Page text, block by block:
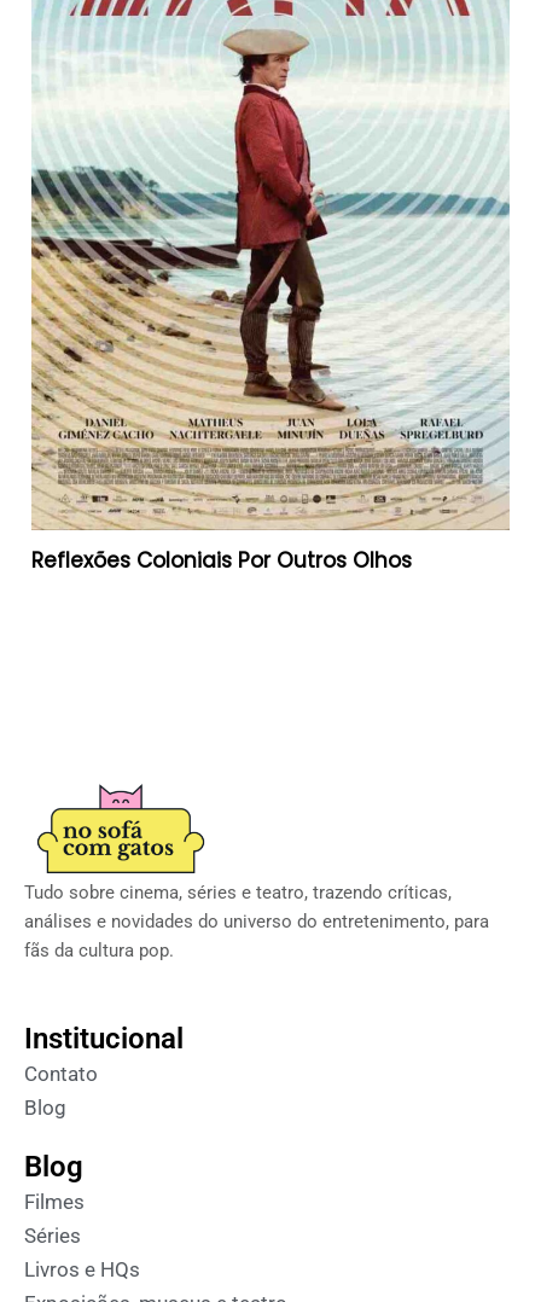
Reflexões Coloniais Por Outros Olhos
Tudo sobre cinema, séries e teatro, trazendo críticas,
análises e novidades do universo do entretenimento, para
fãs da cultura pop.
Institucional
Contato
Blog
Blog
Filmes
Séries
Livros e HQs